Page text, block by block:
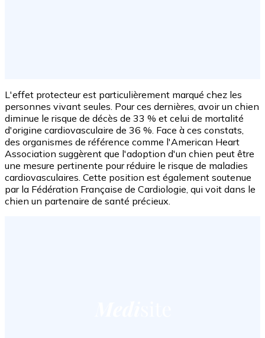
L'effet protecteur est particulièrement marqué chez les
personnes vivant seules. Pour ces dernières, avoir un chien
diminue le risque de décès de 33 % et celui de mortalité
d'origine cardiovasculaire de 36 %. Face à ces constats,
des organismes de référence comme l'American Heart
Association suggèrent que l'adoption d'un chien peut être
une mesure pertinente pour réduire le risque de maladies
cardiovasculaires. Cette position est également soutenue
par la Fédération Française de Cardiologie, qui voit dans le
chien un partenaire de santé précieux.